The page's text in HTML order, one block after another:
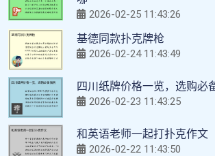
2026-02-25 11:43:26
基德同款扑克牌枪
2026-02-24 11:43:49
四川纸牌价格一览，选购必
2026-02-23 11:43:25
和英语老师一起打扑克作文
2026-02-22 11:43:50